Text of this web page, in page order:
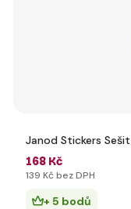
Janod Stickers
168 Kč
139 Kč bez DPH
+ 5 bodů